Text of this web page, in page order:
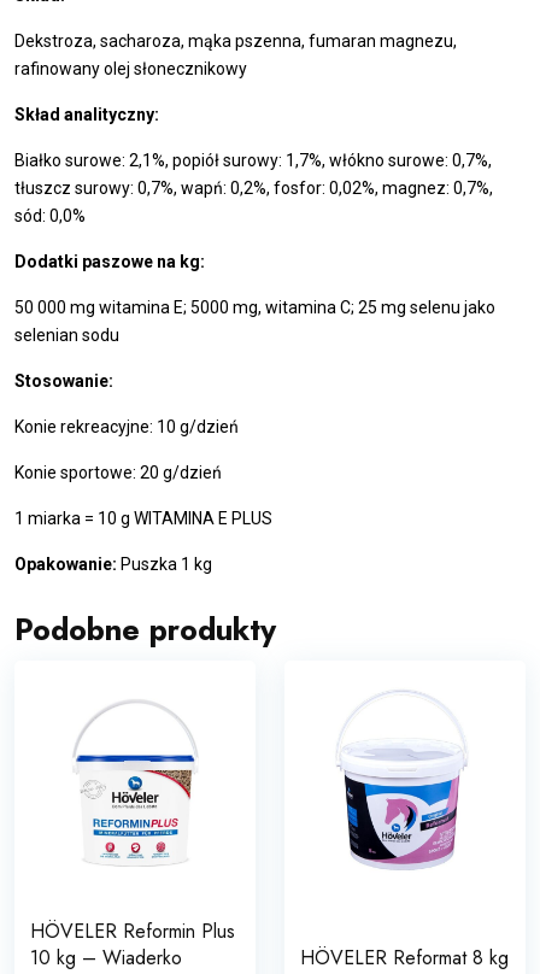
Dekstroza, sacharoza, mąka pszenna, fumaran magnezu,
rafinowany olej słonecznikowy
Skład analityczny:
Białko surowe: 2,1%, popiół surowy: 1,7%, włókno surowe: 0,7%,
tłuszcz surowy: 0,7%, wapń: 0,2%, fosfor: 0,02%, magnez: 0,7%,
sód: 0,0%
Dodatki paszowe na kg:
50 000 mg witamina E; 5000 mg, witamina C; 25 mg selenu jako
selenian sodu
Stosowanie:
Konie rekreacyjne: 10 g/dzień
Konie sportowe: 20 g/dzień
1 miarka = 10 g WITAMINA E PLUS
Opakowanie: Puszka 1 kg
Podobne produkty
HÖVELER Reformin Plus
10 kg – Wiaderko
HÖVELER Reformat 8 kg